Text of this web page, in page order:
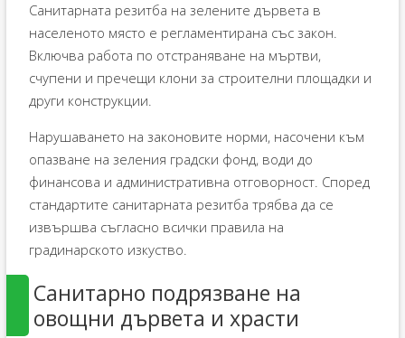
Санитарната резитба на зелените дървета в
населеното място е регламентирана със закон.
Включва работа по отстраняване на мъртви,
счупени и пречещи клони за строителни площадки и
други конструкции.
Нарушаването на законовите норми, насочени към
опазване на зеления градски фонд, води до
финансова и административна отговорност. Според
стандартите санитарната резитба трябва да се
извършва съгласно всички правила на
градинарското изкуство.
Санитарно подрязване на
овощни дървета и храсти